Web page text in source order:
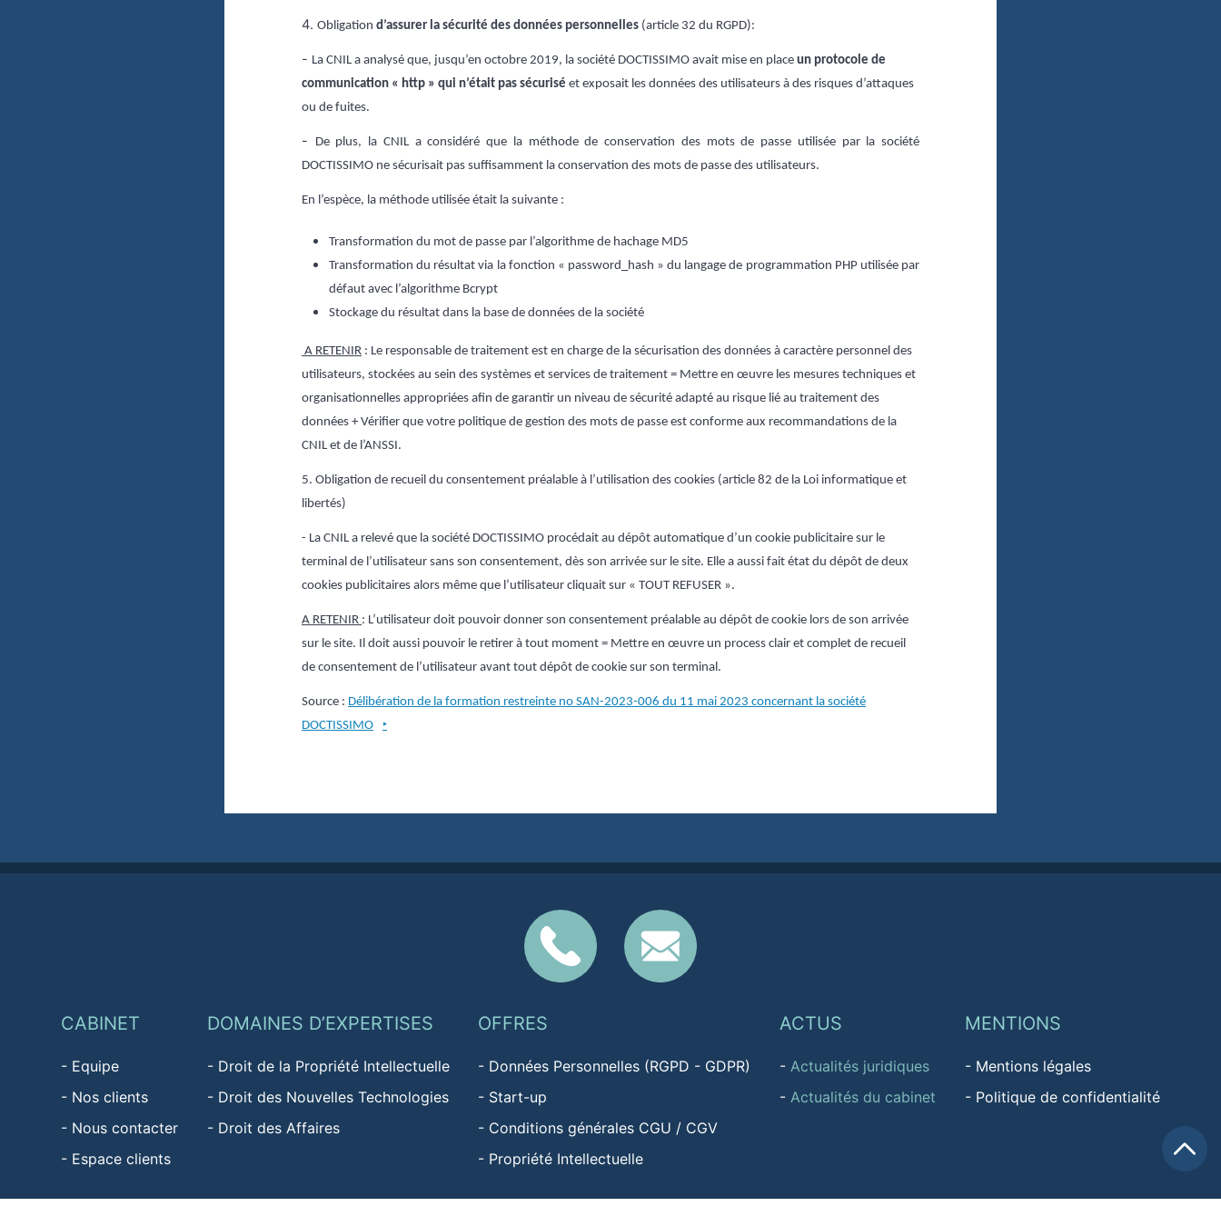
4. Obligation d’assurer la sécurité des données personnelles (article 32 du RGPD):
- La CNIL a analysé que, jusqu’en octobre 2019, la société DOCTISSIMO avait mise en place un protocole de
communication « http » qui n’était pas sécurisé et exposait les données des utilisateurs à des risques d’attaques
ou de fuites.
-
De plus, la CNIL a considéré que la méthode de conservation des mots de passe utilisée par la société
DOCTISSIMO ne sécurisait pas suffisamment la conservation des mots de passe des utilisateurs.
En l’espèce, la méthode utilisée était la suivante :
Transformation du mot de passe par l’algorithme de hachage MD5
Transformation du résultat via la fonction « password_hash » du langage de programmation PHP utilisée par
défaut avec l’algorithme Bcrypt
Stockage du résultat dans la base de données de la société
A RETENIR : Le responsable de traitement est en charge de la sécurisation des données à caractère personnel des
utilisateurs, stockées au sein des systèmes et services de traitement = Mettre en œuvre les mesures techniques et
organisationnelles appropriées afin de garantir un niveau de sécurité adapté au risque lié au traitement des
données +Vérifier que votre politique de gestion des mots de passe est conforme aux recommandations de la
CNIL et de l’ANSSI.
5. Obligation de recueil du consentement préalable à l’utilisation des cookies (article 82 de la Loi informatique et
libertés)
- La CNIL a relevé que la société DOCTISSIMO procédait au dépôt automatique d’un cookie publicitaire sur le
terminal de l’utilisateur sans son consentement, dès son arrivée sur le site. Elle a aussi fait état du dépôt de deux
cookies publicitaires alors même que l’utilisateur cliquait sur « TOUT REFUSER ».
A RETENIR : L’utilisateur doit pouvoir donner son consentement préalable au dépôt de cookie lors de son arrivée
sur le site. Il doit aussi pouvoir le retirer à tout moment = Mettre en œuvre un process clair et complet de recueil
de consentement de l’utilisateur avant tout dépôt de cookie sur son terminal.
Source : Délibération de la formation restreinte no SAN-2023-006 du 11 mai 2023 concernant la société
DOCTISSIMO
CABINET
- Equipe
- Nos clients
- Nous contacter
- Espace clients
DOMAINES D’EXPERTISES
- Droit de la Propriété Intellectuelle
- Droit des Nouvelles Technologies
- Droit des Affaires
OFFRES
- Données Personnelles (RGPD - GDPR)
- Start-up
- Conditions générales CGU / CGV
- Propriété Intellectuelle
ACTUS
-Actualités juridiques
-Actualités du cabinet
MENTIONS
- Mentions légales
- Politique de confidentialité